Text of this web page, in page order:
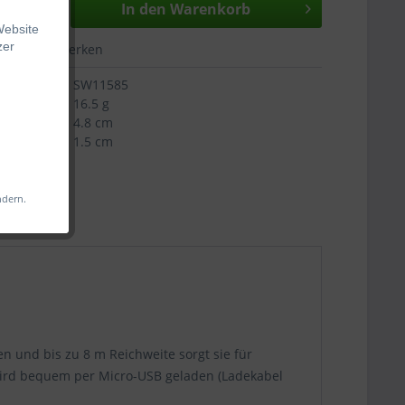
In den Warenkorb
Merken
SW11585
16.5 g
4.8 cm
1.5 cm
und bis zu 8 m Reichweite sorgt sie für
bequem per Micro-USB geladen (Ladekabel